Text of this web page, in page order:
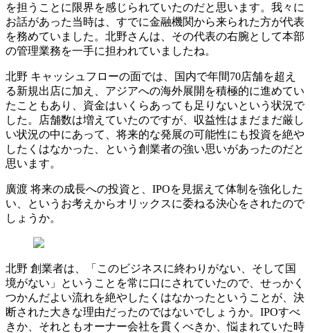
を担うことに限界を感じられていたのだと思います。我々に
お話があった当時は、すでに金融機関から来られた方が代表
を務めていました。北野さんは、その代表の右腕として本部
の管理業務を一手に担われていましたね。
北野 キャッシュフローの面では、国内で年間70店舗を超え
る新規出店に加え、アジアへの海外展開を積極的に進めてい
たこともあり、資金はいくらあっても足りないという状況で
した。店舗数は増えていたのですが、収益性はまだまだ厳し
い状況の中にあって、将来的な発展の可能性にも投資を絶や
したくはなかった、という創業者の強い思いがあったのだと
思います。
廣渡 将来の成長への投資と、IPOを見据えて体制を強化した
い、というお考えからオリックスに委ねる決心をされたので
しょうか。
北野 創業者は、「このビジネスに終わりがない、そして国
境がない」ということを常に口にされていたので、せっかく
つかんだよい流れを絶やしたくはなかったということが、決
断された大きな理由だったのではないでしょうか。IPOすべ
きか、それともオーナー会社を貫くべきか、悩まれていた時